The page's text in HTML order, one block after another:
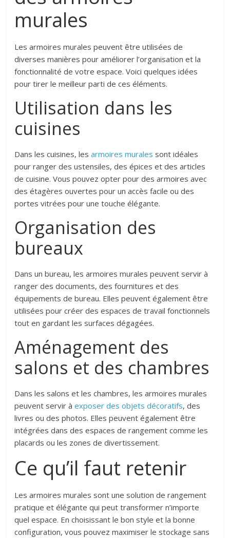
murales
Les armoires murales peuvent être utilisées de
diverses manières pour améliorer l’organisation et la
fonctionnalité de votre espace. Voici quelques idées
pour tirer le meilleur parti de ces éléments.
Utilisation dans les
cuisines
Dans les cuisines, les armoires murales sont idéales
pour ranger des ustensiles, des épices et des articles
de cuisine. Vous pouvez opter pour des armoires avec
des étagères ouvertes pour un accès facile ou des
portes vitrées pour une touche élégante.
Organisation des
bureaux
Dans un bureau, les armoires murales peuvent servir à
ranger des documents, des fournitures et des
équipements de bureau. Elles peuvent également être
utilisées pour créer des espaces de travail fonctionnels
tout en gardant les surfaces dégagées.
Aménagement des
salons et des chambres
Dans les salons et les chambres, les armoires murales
peuvent servir àexposer des objets décoratifs, des
livres ou des photos. Elles peuvent également être
intégrées dans des espaces de rangement comme les
placards ou les zones de divertissement.
Ce qu’il faut retenir
Les armoires murales sont une solution de rangement
pratique et élégante qui peut transformer n’importe
quel espace. En choisissant le bon style et la bonne
configuration, vous pouvez maximiser le stockage sans